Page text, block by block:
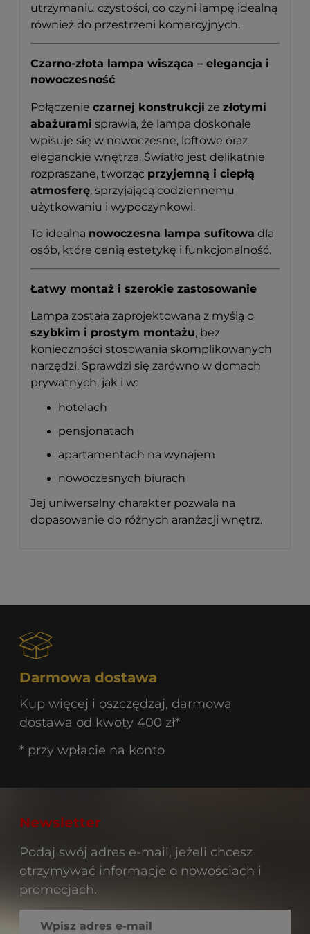
utrzymaniu czystości, co czyni lampę idealną
również do przestrzeni komercyjnych.
Czarno-złota lampa wisząca – elegancja i
nowoczesność
Połączenie czarnej konstrukcji ze złotymi
abażurami sprawia, że lampa doskonale
wpisuje się w nowoczesne, loftowe oraz
eleganckie wnętrza. Światło jest delikatnie
rozpraszane, tworząc przyjemną i ciepłą
atmosferę, sprzyjającą codziennemu
użytkowaniu i wypoczynkowi.
To idealna nowoczesna lampa sufitowa dla
osób, które cenią estetykę i funkcjonalność.
Łatwy montaż i szerokie zastosowanie
Lampa została zaprojektowana z myślą o
szybkim i prostym montażu, bez
konieczności stosowania skomplikowanych
narzędzi. Sprawdzi się zarówno w domach
prywatnych, jak i w:
hotelach
pensjonatach
apartamentach na wynajem
nowoczesnych biurach
Jej uniwersalny charakter pozwala na
dopasowanie do różnych aranżacji wnętrz.
Darmowa dostawa
Kup więcej i oszczędzaj, darmowa
dostawa od kwoty 400 zł*
* przy wpłacie na konto
Newsletter
Podaj swój adres e-mail, jeżeli chcesz
otrzymywać informacje o nowościach i
promocjach.